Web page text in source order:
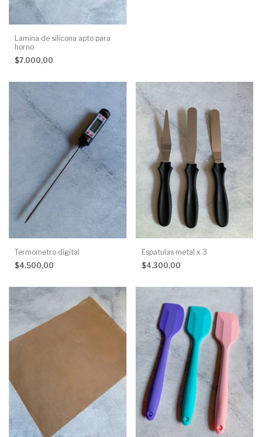
Lamina de silicona apto para
horno
$7.000,00
Termometro digital
$4.500,00
Espatulas metal x 3
$4.300,00